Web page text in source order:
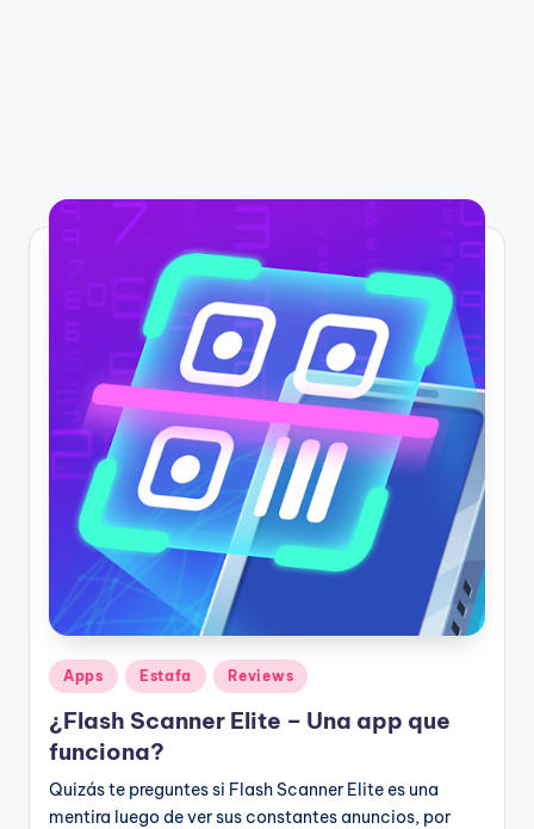
Publicado
en
Apps Estafa Reviews
¿Flash Scanner Elite – Una app que
funciona?
Quizás te preguntes si Flash Scanner Elite es una
mentira luego de ver sus constantes anuncios, por